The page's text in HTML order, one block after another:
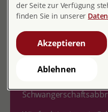
Links
zum
der Seite zur Verfügung
finden Sie in unserer
Akzeptieren
Ablehnen